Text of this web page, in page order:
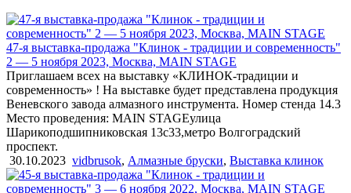
47-я выставка-продажа "Клинок - традиции и современность"
2 — 5 ноября 2023, Москва, MAIN STAGE
Приглашаем всех на выставку «КЛИНОК-традиции и
современность» ! На выставке будет представлена продукция
Веневского завода алмазного инструмента. Номер стенда 14.3
Место проведения: MAIN STAGEулица
Шарикоподшипниковская 13с33,метро Волгоградский
проспект.
30.10.2023 vidbrusok, Алмазные бруски, Выставка клинок